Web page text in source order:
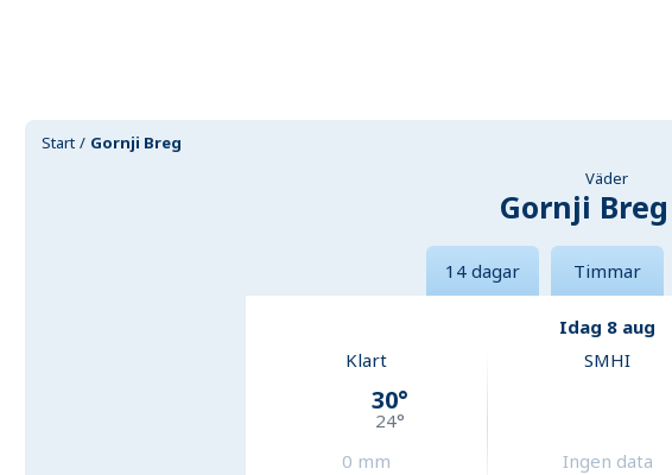
Start Gornji Breg
Väder
Gornji Breg
14 dagar Timmar
Idag 8 aug
Klart
30°
24°
0 mm
SMHI
Ingen data